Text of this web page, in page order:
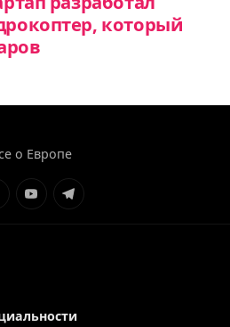
который
о Европе
ЭлементЭлемент